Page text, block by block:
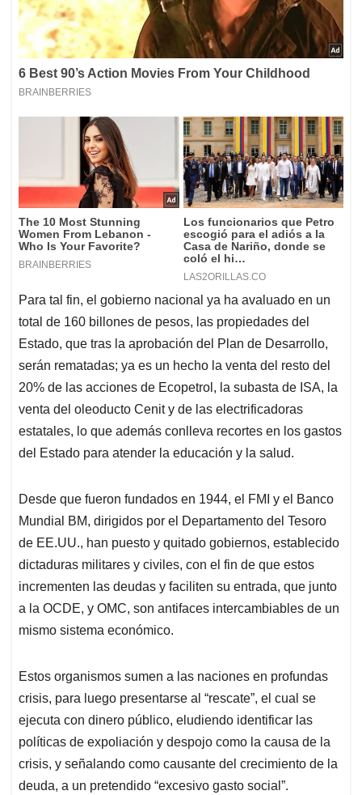
Para tal fin, el gobierno nacional ya ha avaluado en un
total de 160 billones de pesos, las propiedades del
Estado, que tras la aprobación del Plan de Desarrollo,
serán rematadas; ya es un hecho la venta del resto del
20% de las acciones de Ecopetrol, la subasta de ISA, la
venta del oleoducto Cenit y de las electrificadoras
estatales, lo que además conlleva recortes en los gastos
del Estado para atender la educación y la salud.
Desde que fueron fundados en 1944, el FMI y el Banco
Mundial BM, dirigidos por el Departamento del Tesoro
de EE.UU., han puesto y quitado gobiernos, establecido
dictaduras militares y civiles, con el fin de que estos
incrementen las deudas y faciliten su entrada, que junto
a la OCDE, y OMC, son antifaces intercambiables de un
mismo sistema económico.
Estos organismos sumen a las naciones en profundas
crisis, para luego presentarse al “rescate”, el cual se
ejecuta con dinero público, eludiendo identificar las
políticas de expoliación y despojo como la causa de la
crisis, y señalando como causante del crecimiento de la
deuda, a un pretendido “excesivo gasto social”.